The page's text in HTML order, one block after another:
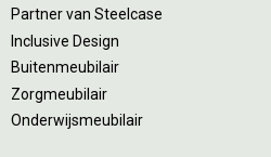
Partner van Steelcase
Inclusive Design
Buitenmeubilair
Zorgmeubilair
Onderwijsmeubilair